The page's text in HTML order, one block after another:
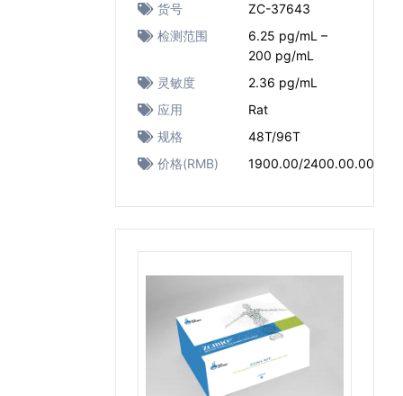
货号
ZC-37643
检测范围
6.25 pg/mL –
200 pg/mL
灵敏度
2.36 pg/mL
应用
Rat
规格
48T/96T
价格(RMB)
1900.00/2400.00.00